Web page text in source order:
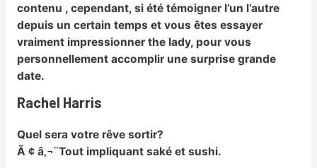
contenu , cependant, si été témoigner l’un l’autre
depuis un certain temps et vous êtes essayer
vraiment impressionner the lady, pour vous
personnellement accomplir une surprise grande
date.
Rachel Harris
Quel sera votre rêve sortir?
Ã ¢ â‚¬¨Tout impliquant saké et sushi.